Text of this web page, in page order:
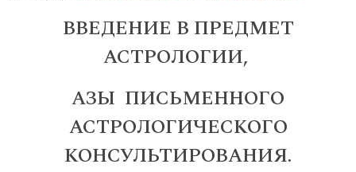
ВВЕДЕНИЕ В ПРЕДМЕТ
АСТРОЛОГИИ,
АЗЫ ПИСЬМЕННОГО
АСТРОЛОГИЧЕСКОГО
КОНСУЛЬТИРОВАНИЯ.